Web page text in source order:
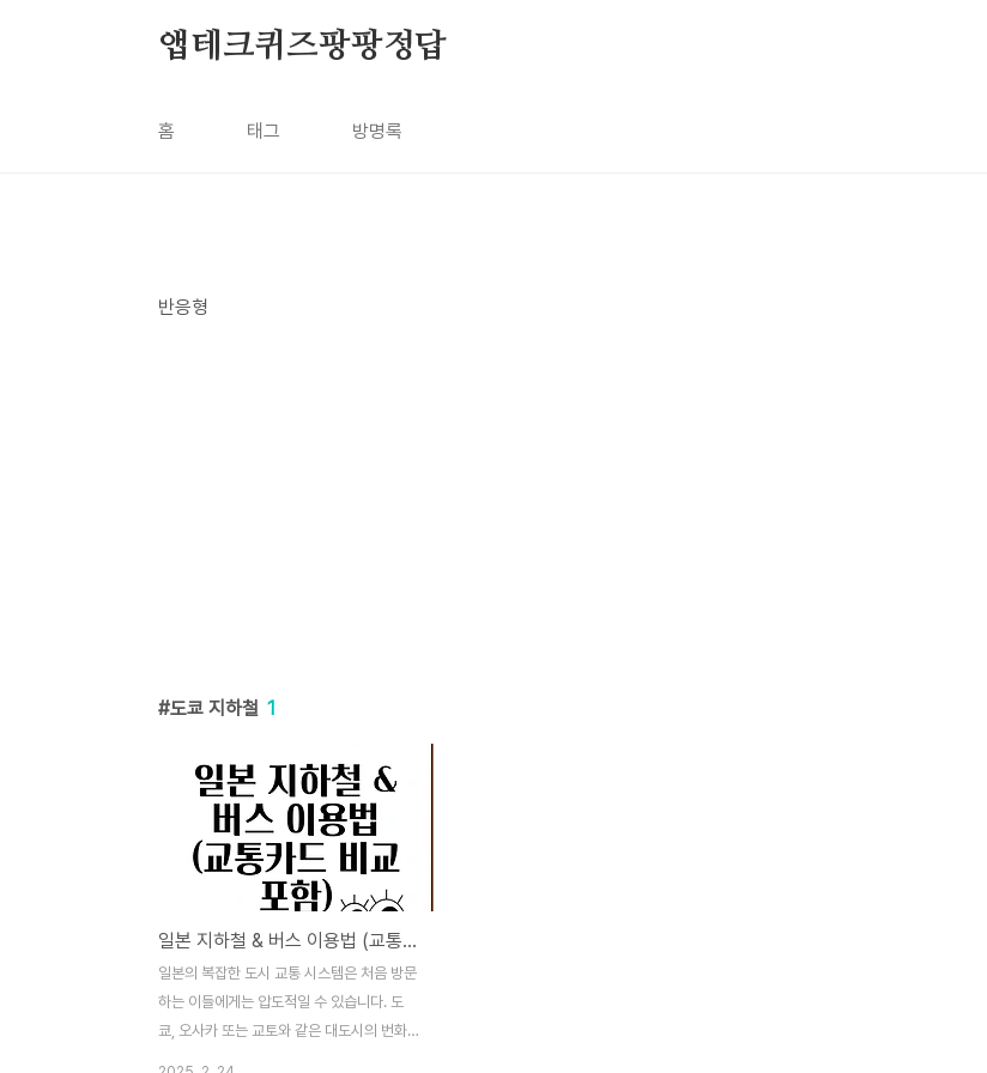
앱테크퀴즈팡팡정답
홈 태그 방명록
반응형
도쿄 지하철 1
일본 지하철 & 버스 이용법 (교통카드 비교 포함)
일본의 복잡한 도시 교통 시스템은 처음 방문
하는 이들에게는 압도적일 수 있습니다. 도
쿄, 오사카 또는 교토와 같은 대도시의 번화